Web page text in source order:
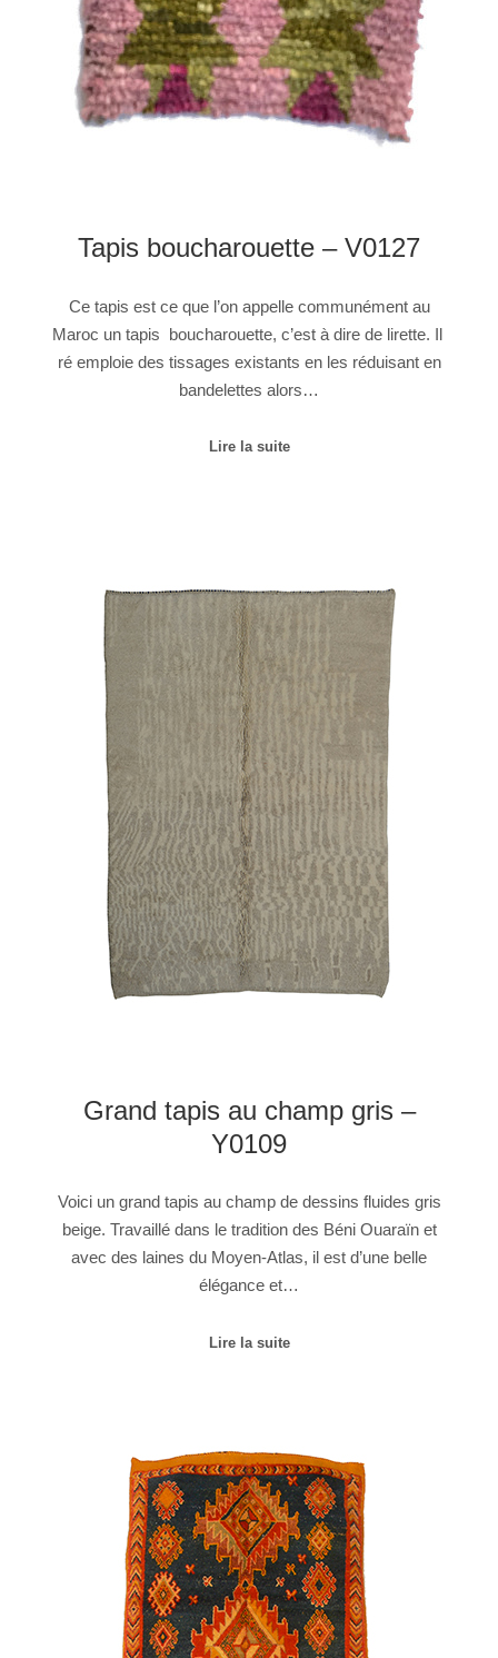
Tapis boucharouette – V0127
Ce tapis est ce que l’on appelle communément au
Maroc un tapis boucharouette, c’est à dire de lirette. Il
ré emploie des tissages existants en les réduisant en
bandelettes alors…
Lire la suite
Grand tapis au champ gris –
Y0109
Voici un grand tapis au champ de dessins fluides gris
beige. Travaillé dans le tradition des Béni Ouaraïn et
avec des laines du Moyen-Atlas, il est d’une belle
élégance et…
Lire la suite